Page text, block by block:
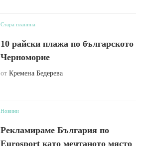
Стара планина
10 райски плажа по българското
Черноморие
от Кремена Бедерева
Новини
Рекламираме България по
Eurosport като мечтаното място